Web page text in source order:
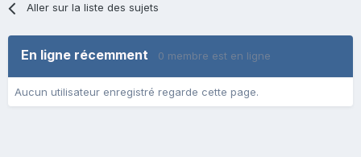
Aller sur la liste des sujets
En ligne récemment 0 membre est en ligne
Aucun utilisateur enregistré regarde cette page.